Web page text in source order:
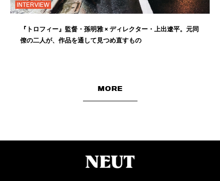
INTERVIEW
『トロフィー』監督・孫明雅 × ディレクター・上出遼平。元同
僚の二人が、作品を通して見つめ直すもの
MORE